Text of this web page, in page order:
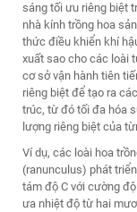
sáng tối ưu riêng biệt
nhà kính trồng hoa
thức điều khiển khí
xuất sao cho các loài
cơ sở vận hành tiên
riêng biệt để tạo ra
trúc, từ đó tối đa hóa
lượng riêng biệt của
Ví dụ, các loài hoa
(ranunculus) phát
tám độ C với cường
ưa nhiệt độ từ hai